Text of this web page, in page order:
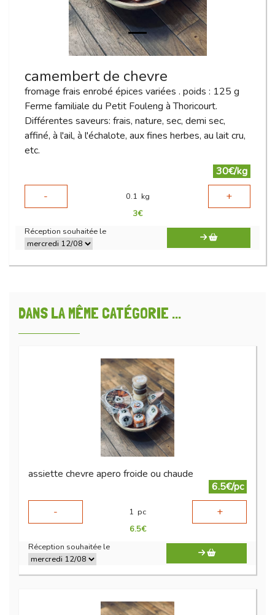
camembert de chevre
fromage frais enrobé épices variées . poids : 125 g
Ferme familiale du Petit Fouleng à Thoricourt.
Différentes saveurs: frais, nature, sec, demi sec,
affiné, à l'ail, à l'échalote, aux fines herbes, au lait cru,
etc.
30€/kg
-
0.1 kg +
3€
Réception souhaitée le
DANS LA MÊME CATÉGORIE ...
assiette chevre apero froide ou chaude
6.5€/pc
-
1 pc +
6.5€
Réception souhaitée le